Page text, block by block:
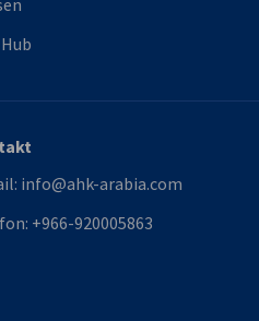
info@ahk-arabia.com
+966-920005863